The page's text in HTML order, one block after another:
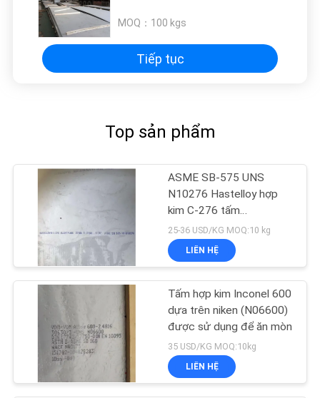
MOQ： 100 kgs
Tiếp tục
Top sản phẩm
ASME SB-575 UNS
N10276 Hastelloy hợp
kim C-276 tấm
3*1220*2440MM
25-36 USD/KG MOQ:10 kg
LIÊN HỆ
Tấm hợp kim Inconel 600
dựa trên niken (N06600)
được sử dụng để ăn mòn
35 USD/KG MOQ:10kg
LIÊN HỆ